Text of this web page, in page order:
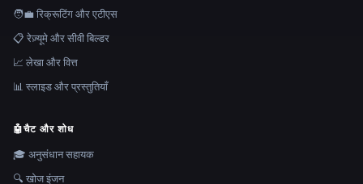
🧑‍💼 रिक्रूटिंग और एटीएस
📋 रेज़्यूमे और सीवी बिल्डर
📈 लेखा और वित्त
📊 स्लाइड और प्रस्तुतियाँ
🤖चैट और शोध
🎓 अनुसंधान सहायक
🔍 खोज इंजन